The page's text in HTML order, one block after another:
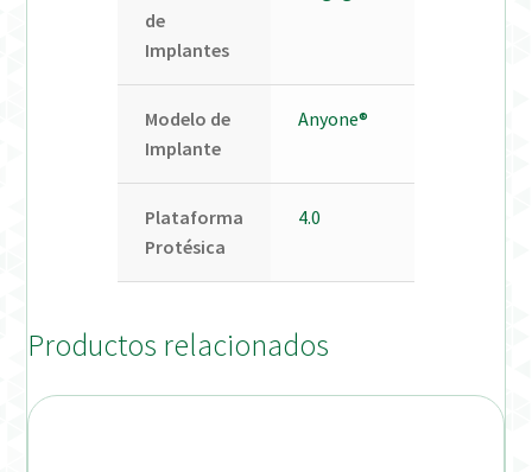
de
Implantes
Modelo de
Implante
Anyone®
Plataforma
Protésica
4.0
Productos relacionados